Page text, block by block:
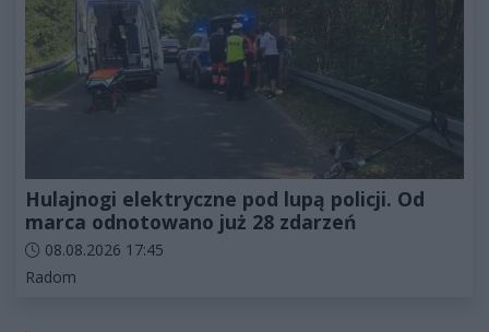
Hulajnogi elektryczne pod lupą policji. Od
marca odnotowano już 28 zdarzeń
Data dodania artykułu:
08.08.2026 17:45
Kategorie artykułu:
Radom